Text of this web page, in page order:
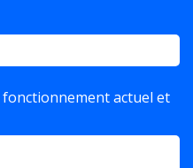
actuel et